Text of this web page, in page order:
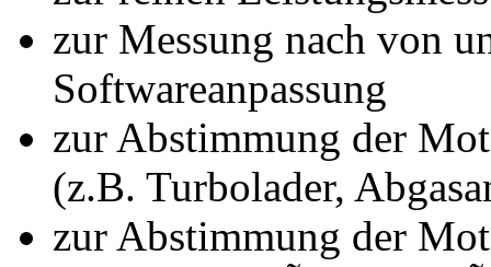
zur Messung nach von
Softwareanpassung
zur Abstimmung der
(z.B. Turbolader,
zur Abstimmung der